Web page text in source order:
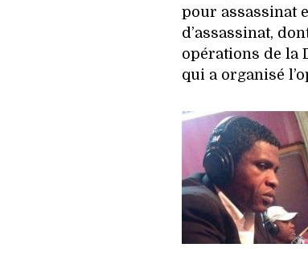
pour assassinat
d’assassinat,
opérations de la
qui a organisé